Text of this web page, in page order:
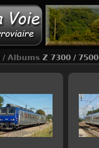
/ Albums Z 7300 / 7500